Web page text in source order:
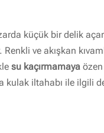
küçük bir delik
ve akışkan
su kaçırmamaya
kulak iltahabı ile ilgili